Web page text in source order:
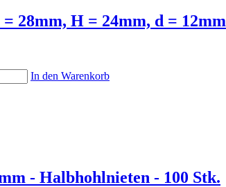
28mm, H = 24mm, d = 12mm
In den Warenkorb
- Halbhohlnieten - 100 Stk.